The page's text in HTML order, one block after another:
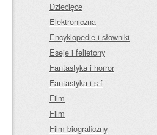
Dziecięce
Elektroniczna
Encyklopedie i słowniki
Eseje i felietony
Fantastyka i horror
Fantastyka i s-f
Film
Film
Film biograficzny